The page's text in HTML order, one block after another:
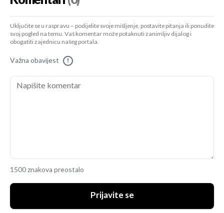
Uključite se u raspravu – podijelite svoje mišljenje, postavite pitanja ili ponudite
svoj pogled na temu. Vaš komentar može potaknuti zanimljiv dijalog i
obogatiti zajednicu našeg portala.
Važna obavijest !
1500 znakova preostalo
Prijavite se